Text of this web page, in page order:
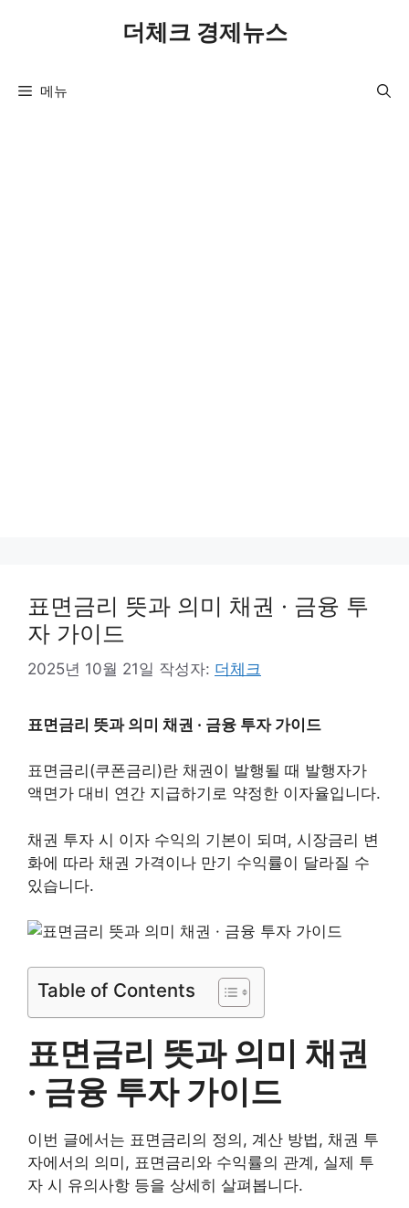
더체크 경제뉴스
메뉴
표면금리 뜻과 의미 채권 · 금융 투
자 가이드
2025년 10월 21일 작성자: 더체크
표면금리 뜻과 의미 채권 · 금융 투자 가이드
표면금리(쿠폰금리)란 채권이 발행될 때 발행자가
액면가 대비 연간 지급하기로 약정한 이자율입니다.
채권 투자 시 이자 수익의 기본이 되며, 시장금리 변
화에 따라 채권 가격이나 만기 수익률이 달라질 수
있습니다.
Table of Contents
표면금리 뜻과 의미 채권
· 금융 투자 가이드
이번 글에서는 표면금리의 정의, 계산 방법, 채권 투
자에서의 의미, 표면금리와 수익률의 관계, 실제 투
자 시 유의사항 등을 상세히 살펴봅니다.